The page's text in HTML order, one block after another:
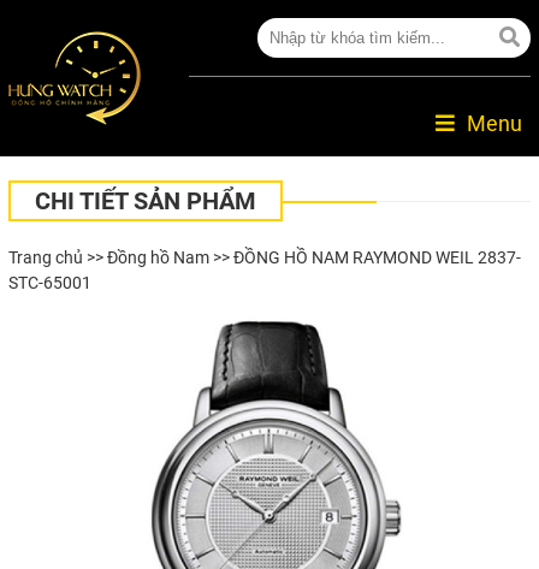
Menu
CHI TIẾT SẢN PHẨM
Trang chủ >>Đồng hồ Nam>> ĐỒNG HỒ NAM RAYMOND WEIL 2837-
STC-65001